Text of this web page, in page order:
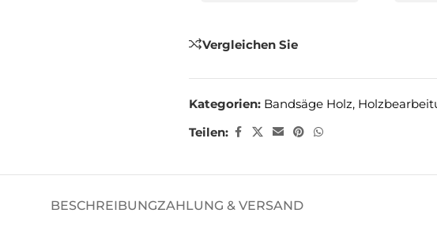
Vergleichen Sie
Kategorien: Bandsäge Holz,
Teilen:
BESCHREIBUNGZAHLUNG & VERSAND